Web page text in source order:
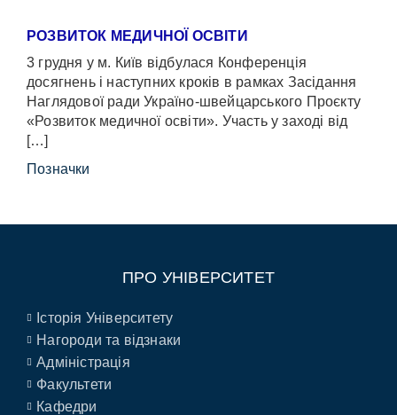
РОЗВИТОК МЕДИЧНОЇ ОСВІТИ
3 грудня у м. Київ відбулася Конференція
досягнень і наступних кроків в рамках Засідання
Наглядової ради Україно-швейцарського Проєкту
«Розвиток медичної освіти». Участь у заході від
[…]
Позначки
ПРО УНІВЕРСИТЕТ
Історія Університету
Нагороди та відзнаки
Адміністрація
Факультети
Кафедри